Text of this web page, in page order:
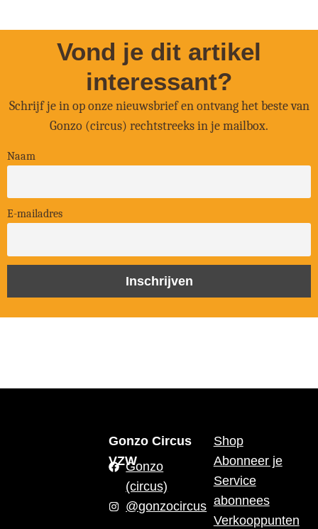
Vond je dit artikel
interessant?
Schrijf je in op onze nieuwsbrief en ontvang het beste van
Gonzo (circus) rechtstreeks in je mailbox.
Naam
E-mailadres
Gonzo Circus
VZWGonzo
(circus)
@gonzocircus
Shop
Abonneer je
Service
abonnees
Verkooppunten